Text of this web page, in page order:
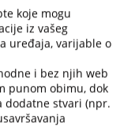
samo ostvarenje naše
nego i praktičnu
u oblasti odnosa sa
u mjeri u kojoj to
razumijevanja i
prijedloge i sugestije
koje mogu
iz vašeg
uređaja, varijable o
i bez njih web
punom obimu, dok
dodatne stvari (npr.